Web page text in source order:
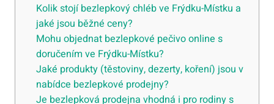
Kolik stojí bezlepkový chléb ve Frýdku-Místku a
jaké jsou běžné ceny?
Mohu objednat bezlepkové pečivo online s
doručením ve Frýdku-Místku?
Jaké produkty (těstoviny, dezerty, koření) jsou v
nabídce bezlepkové prodejny?
Je bezlepková prodejna vhodná i pro rodiny s